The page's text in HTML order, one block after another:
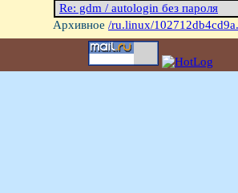
Re: gdm / autologin без пароля
Архивное /ru.linux/